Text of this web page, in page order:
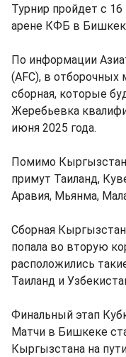
Турнир пройдет с
арене КФБ в
По информации
(AFC), в отборочных
сборная, которые
Жеребьевка
июня 2025 года.
Помимо
примут Таиланд,
Аравия, Мьянма,
Сборная
попала во вторую
расположились
Таиланд и
Финальный этап
Матчи в Бишкеке
Кыргызстана на